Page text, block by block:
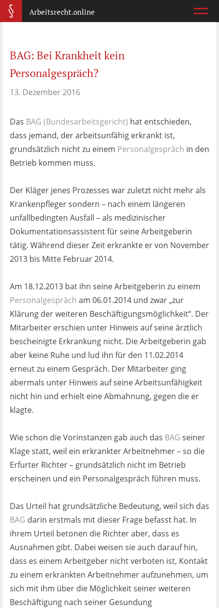
Arbeitsrecht.online
Was ist wichtig?
Abmahnung
Kündigung
Was jetzt?
Aufhebungsvertrag
Zeugnis
Ist es wirklich gut?
Kontakt
Impressum
Datenschutz
BAG: Bei Krankheit kein
Personalgespräch?
13. Dezember 2016
Das BAG (Bundesarbeitsgericht) hat entschieden,
dass jemand, der arbeitsunfähig erkrankt ist,
grundsätzlich nicht zu einem Personalgespräch in den
Betrieb kommen muss.
Der Kläger jenes Prozesses war zuletzt nicht mehr als
Krankenpfleger sondern – nach einem längeren
unfallbedingten Ausfall – als medizinischer
Dokumentationsassistent für seine Arbeitgeberin
tätig. Während dieser Zeit erkrankte er von November
2013 bis Mitte Februar 2014.
Am 18.12.2013 bat ihn seine Arbeitgeberin zu einem
Personalgespräch am 06.01.2014 und zwar „zur
Klärung der weiteren Beschäftigungsmöglichkeit“. Der
Mitarbeiter erschien unter Hinweis auf seine ärztlich
bescheinigte Erkrankung nicht. Die Arbeitgeberin gab
aber keine Ruhe und lud ihn für den 11.02.2014
erneut zu einem Gespräch. Der Mitarbeiter ging
abermals unter Hinweis auf seine Arbeitsunfähigkeit
nicht hin und erhielt eine Abmahnung, gegen die er
klagte.
Wie schon die Vorinstanzen gab auch das BAG seiner
Klage statt, weil ein erkrankter Arbeitnehmer – so die
Erfurter Richter – grundsätzlich nicht im Betrieb
erscheinen und ein Personalgespräch führen muss.
Das Urteil hat grundsätzliche Bedeutung, weil sich das
BAG darin erstmals mit dieser Frage befasst hat. In
ihrem Urteil betonen die Richter aber, dass es
Ausnahmen gibt. Dabei weisen sie auch darauf hin,
dass es einem Arbeitgeber nicht verboten ist, Kontakt
zu einem erkrankten Arbeitnehmer aufzunehmen, um
sich mit ihm über die Möglichkeit seiner weiteren
Beschäftigung nach seiner Gesundung